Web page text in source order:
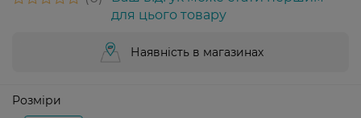
для цього товару
Наявність в магазинах
Розміри